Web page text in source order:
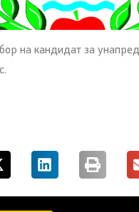
на кандидат за